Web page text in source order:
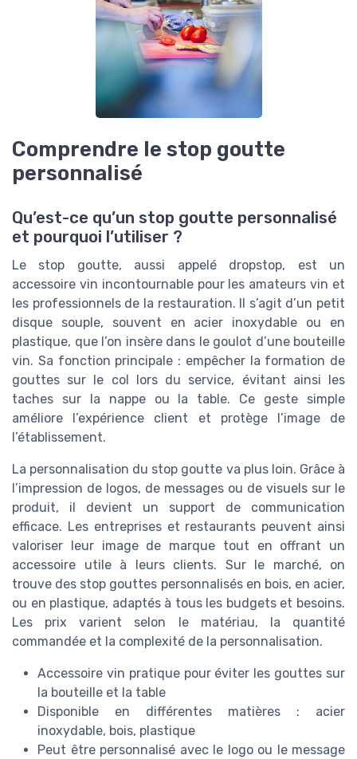
Comprendre le stop goutte
personnalisé
Qu’est-ce qu’un stop goutte personnalisé
et pourquoi l’utiliser ?
Le stop goutte, aussi appelé dropstop, est un
accessoire vin incontournable pour les amateurs vin et
les professionnels de la restauration. Il s’agit d’un petit
disque souple, souvent en acier inoxydable ou en
plastique, que l’on insère dans le goulot d’une bouteille
vin. Sa fonction principale : empêcher la formation de
gouttes sur le col lors du service, évitant ainsi les
taches sur la nappe ou la table. Ce geste simple
améliore l’expérience client et protège l’image de
l’établissement.
La personnalisation du stop goutte va plus loin. Grâce à
l’impression de logos, de messages ou de visuels sur le
produit, il devient un support de communication
efficace. Les entreprises et restaurants peuvent ainsi
valoriser leur image de marque tout en offrant un
accessoire utile à leurs clients. Sur le marché, on
trouve des stop gouttes personnalisés en bois, en acier,
ou en plastique, adaptés à tous les budgets et besoins.
Les prix varient selon le matériau, la quantité
commandée et la complexité de la personnalisation.
Accessoire vin pratique pour éviter les gouttes sur
la bouteille et la table
Disponible en différentes matières : acier
inoxydable, bois, plastique
Peut être personnalisé avec le logo ou le message